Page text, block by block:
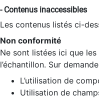
- Contenus inaccessibles
Les contenus listés ci-
Non conformité
Ne sont listées ici que
l’échantillon. Sur
L’utilisation de
Utilisation de